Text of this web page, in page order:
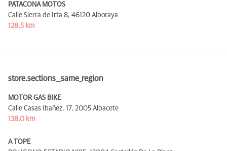
PATACONA MOTOS
Calle Sierra de Irta 8, 46120 Alboraya
128,5 km
store.sections__same_region
MOTOR GAS BIKE
Calle Casas Ibañez, 17, 2005 Albacete
138,0 km
A TOPE